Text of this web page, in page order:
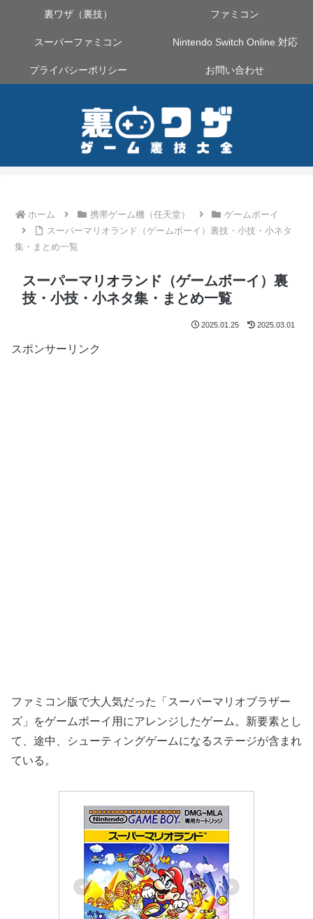
裏ワザ（裏技） ファミコン
スーパーファミコン Nintendo Switch Online 対応
プライバシーポリシー お問い合わせ
ホーム 携帯ゲーム機（任天堂）
ゲームボーイ
スーパーマリオランド（ゲームボーイ）裏技・小技・小ネタ
集・まとめ一覧
スーパーマリオランド（ゲームボーイ）裏
技・小技・小ネタ集・まとめ一覧
2025.01.25 2025.03.01
スポンサーリンク
ファミコン版で大人気だった「スーパーマリオブラザー
ズ」をゲームボーイ用にアレンジしたゲーム。新要素とし
て、途中、シューティングゲームになるステージが含まれ
ている。